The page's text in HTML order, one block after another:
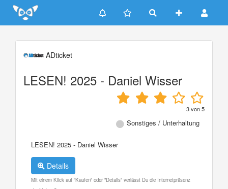
Update cookies preferences
ADticket
LESEN! 2025 - Daniel Wisser
3von5
Sonstiges / Unterhaltung
LESEN! 2025 - Daniel Wisser
Details
Mit einem Klick auf "Kaufen" oder "Details" verlässt Du die Internetpräsenz